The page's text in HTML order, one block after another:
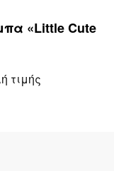
«Little Cute
τιμής